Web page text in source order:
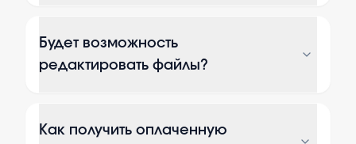
Будет возможность
редактировать файлы?
Как получить оплаченную